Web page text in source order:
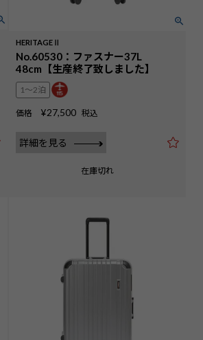
HERITAGEⅡ
No.60530：ファスナー37L
48cm【生産終了致しました】
1〜2泊
価格 ¥27,500 税込
詳細を見る
在庫切れ